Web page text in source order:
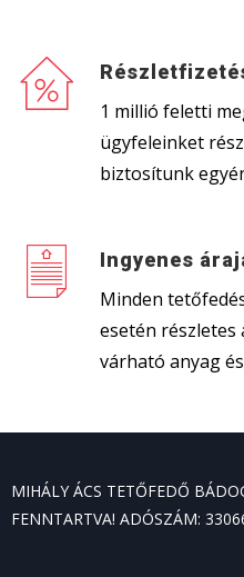
1 millió feletti
ügyfeleinket
biztosítunk
Ingyenes
Minden
esetén
várható anyag
MIHÁLY ÁCS TETŐFEDŐ
FENNTARTVA! ADÓSZÁM: